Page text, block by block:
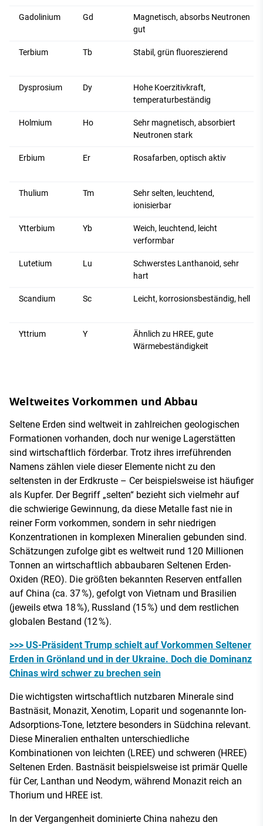
Gadolinium Gd
Magnetisch, absorbs Neutronen
gut
Terbium Tb Stabil, grün fluoreszierend
Dysprosium Dy
Hohe Koerzitivkraft,
temperaturbeständig
Holmium Ho
Sehr magnetisch, absorbiert
Neutronen stark
Erbium Er Rosafarben, optisch aktiv
Thulium Tm
Sehr selten, leuchtend,
ionisierbar
Ytterbium Yb
Weich, leuchtend, leicht
verformbar
Lutetium Lu
Schwerstes Lanthanoid, sehr
hart
Scandium Sc Leicht, korrosionsbeständig, hell
Yttrium Y
Ähnlich zu HREE, gute
Wärmebeständigkeit
Weltweites Vorkommen und Abbau
Seltene Erden sind weltweit in zahlreichen geologischen
Formationen vorhanden, doch nur wenige Lagerstätten
sind wirtschaftlich förderbar. Trotz ihres irreführenden
Namens zählen viele dieser Elemente nicht zu den
seltensten in der Erdkruste – Cer beispielsweise ist häufiger
als Kupfer. Der Begriff „selten“ bezieht sich vielmehr auf
die schwierige Gewinnung, da diese Metalle fast nie in
reiner Form vorkommen, sondern in sehr niedrigen
Konzentrationen in komplexen Mineralien gebunden sind.
Schätzungen zufolge gibt es weltweit rund 120 Millionen
Tonnen an wirtschaftlich abbaubaren Seltenen Erden-
Oxiden (REO). Die größten bekannten Reserven entfallen
auf China (ca. 37 %), gefolgt von Vietnam und Brasilien
(jeweils etwa 18 %), Russland (15 %) und dem restlichen
globalen Bestand (12 %).
>>> US-Präsident Trump schielt auf Vorkommen Seltener
Erden in Grönland und in der Ukraine. Doch die Dominanz
Chinas wird schwer zu brechen sein
Die wichtigsten wirtschaftlich nutzbaren Minerale sind
Bastnäsit, Monazit, Xenotim, Loparit und sogenannte Ion-
Adsorptions-Tone, letztere besonders in Südchina relevant.
Diese Mineralien enthalten unterschiedliche
Kombinationen von leichten (LREE) und schweren (HREE)
Seltenen Erden. Bastnäsit beispielsweise ist primär Quelle
für Cer, Lanthan und Neodym, während Monazit reich an
Thorium und HREE ist.
In der Vergangenheit dominierte China nahezu den